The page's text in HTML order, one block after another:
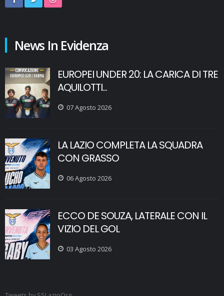
News In Evidenza
EUROPEI UNDER 20: LA CARICA DI TRE
AQUILOTTI...
07 Agosto 2026
LA LAZIO COMPLETA LA SQUADRA
CON GRASSO
06 Agosto 2026
ECCO DE SOUZA, LATERALE CON IL
VIZIO DEL GOL
03 Agosto 2026